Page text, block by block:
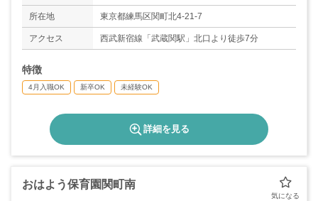
所在地 東京都練馬区関町北4-21-7
アクセス 西武新宿線「武蔵関駅」北口より徒歩7分
特徴
4月入職OK 新卒OK 未経験OK
詳細を見る
おはよう保育園関町南